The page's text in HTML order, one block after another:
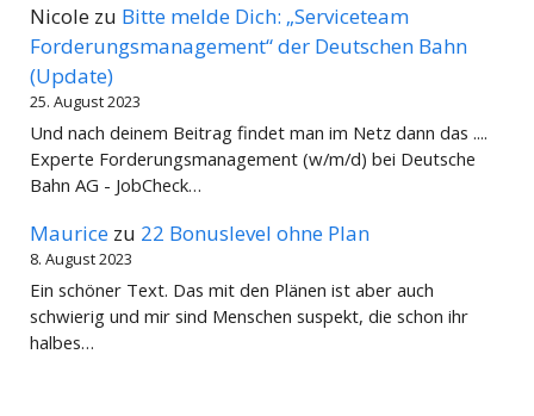
Nicole zu Bitte melde Dich: „Serviceteam
Forderungsmanagement“ der Deutschen Bahn
(Update)
25. August 2023
Und nach deinem Beitrag findet man im Netz dann das ....
Experte Forderungsmanagement (w/m/d) bei Deutsche
Bahn AG - JobCheck…
Maurice zu 22 Bonuslevel ohne Plan
8. August 2023
Ein schöner Text. Das mit den Plänen ist aber auch
schwierig und mir sind Menschen suspekt, die schon ihr
halbes…